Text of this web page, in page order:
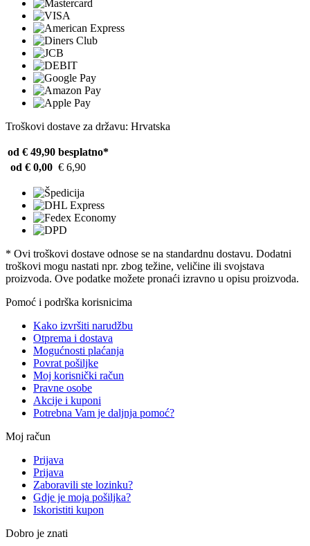
Troškovi dostave za državu: Hrvatska
od € 49,90 besplatno*
od € 0,00 € 6,90
* Ovi troškovi dostave odnose se na standardnu ​​dostavu. Dodatni
troškovi mogu nastati npr. zbog težine, veličine ili svojstava
proizvoda. Ove podatke možete pronaći izravno u opisu proizvoda.
Pomoć i podrška korisnicima
Kako izvršiti narudžbu
Otprema i dostava
Mogućnosti plaćanja
Povrat pošiljke
Moj korisnički račun
Pravne osobe
Akcije i kuponi
Potrebna Vam je daljnja pomoć?
Moj račun
Prijava
Prijava
Zaboravili ste lozinku?
Gdje je moja pošiljka?
Iskoristiti kupon
Dobro je znati